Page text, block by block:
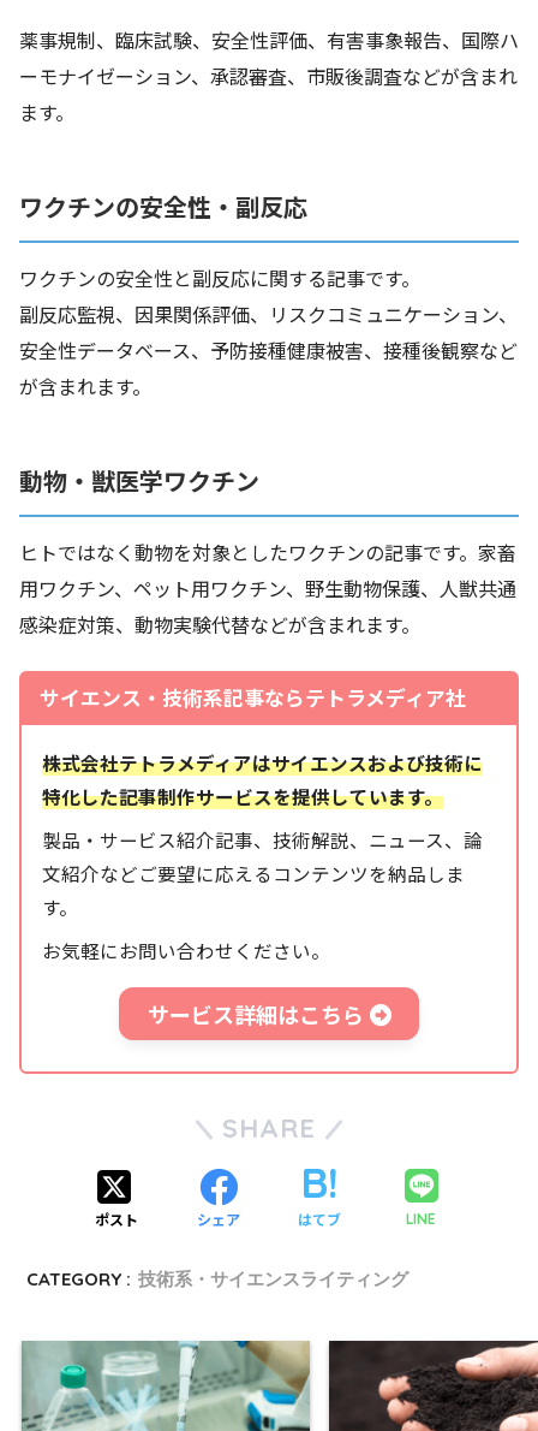
薬事規制、臨床試験、安全性評価、有害事象報告、国際ハ
ーモナイゼーション、承認審査、市販後調査などが含まれ
ます。
ワクチンの安全性・副反応
ワクチンの安全性と副反応に関する記事です。
副反応監視、因果関係評価、リスクコミュニケーション、
安全性データベース、予防接種健康被害、接種後観察など
が含まれます。
動物・獣医学ワクチン
ヒトではなく動物を対象としたワクチンの記事です。家畜
用ワクチン、ペット用ワクチン、野生動物保護、人獣共通
感染症対策、動物実験代替などが含まれます。
サイエンス・技術系記事ならテトラメディア社
株式会社テトラメディアはサイエンスおよび技術に
特化した記事制作サービスを提供しています。
製品・サービス紹介記事、技術解説、ニュース、論
文紹介などご要望に応えるコンテンツを納品しま
す。
お気軽にお問い合わせください。
サービス詳細はこちら
SHARE
ポスト シェア はてブ LINE
CATEGORY : 技術系・サイエンスライティング